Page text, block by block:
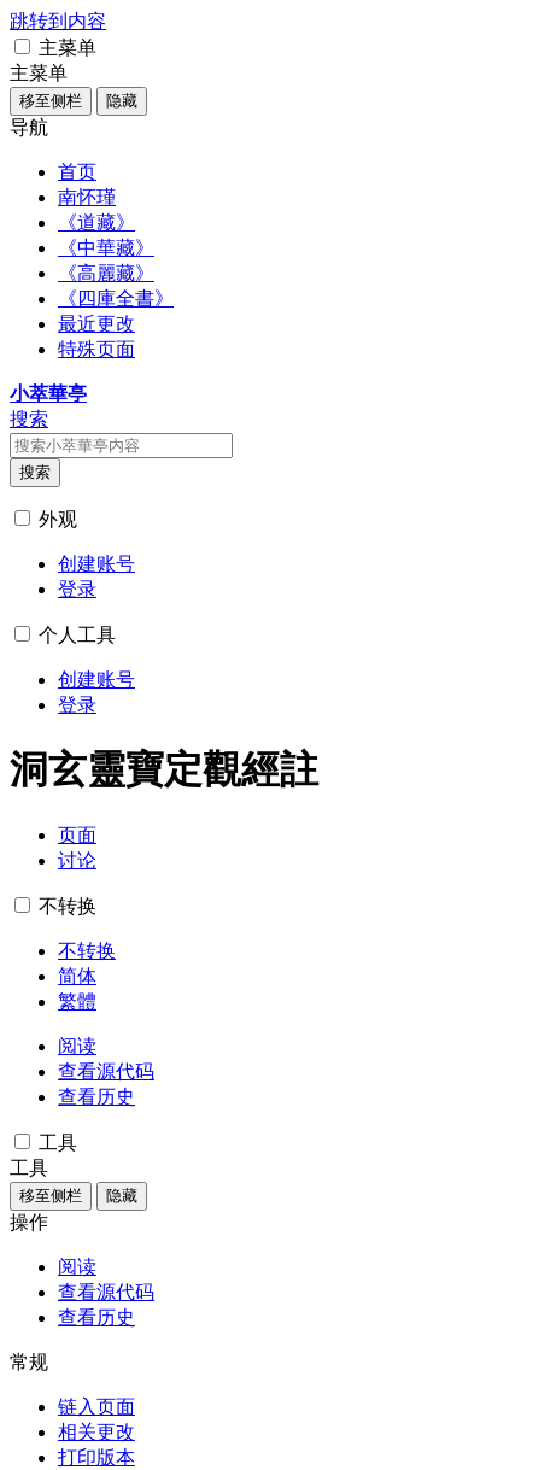
跳转到内容
主菜单
主菜单
移至侧栏 隐藏
导航
首页
南怀瑾
《道藏》
《中華藏》
《高麗藏》
《四庫全書》
最近更改
特殊页面
小萃華亭
搜索
搜索
外观
创建账号
登录
个人工具
创建账号
登录
洞玄靈寶定觀經註
页面
讨论
不转换
不转换
简体
繁體
阅读
查看源代码
查看历史
工具
工具
移至侧栏 隐藏
操作
阅读
查看源代码
查看历史
常规
链入页面
相关更改
打印版本